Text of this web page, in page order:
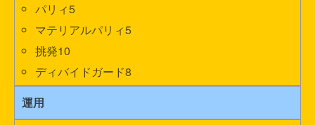
パリィ5
マテリアルパリィ5
挑発10
ディバイドガード8
運用